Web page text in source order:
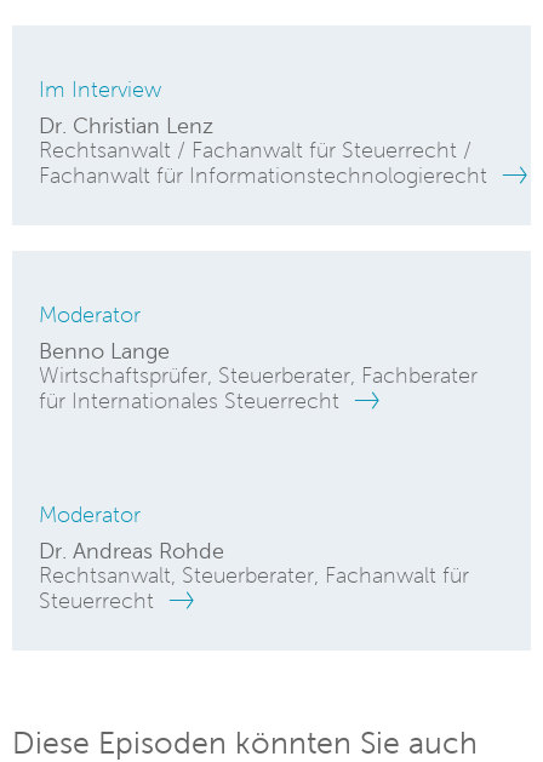
Im Interview
Dr. Christian Lenz
Rechtsanwalt / Fachanwalt für Steuerrecht /
Fachanwalt für Informationstechnologierecht
Moderator
Benno Lange
Wirtschaftsprüfer, Steuerberater, Fachberater
für Internationales Steuerrecht
Moderator
Dr. Andreas Rohde
Rechtsanwalt, Steuerberater, Fachanwalt für
Steuerrecht
Diese Episoden könnten Sie auch